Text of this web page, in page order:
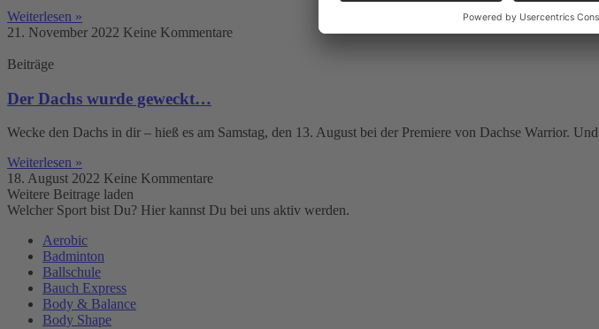
Weiterlesen »
21. November 2022 Keine Kommentare
Beiträge
Der Dachs wurde geweckt…
Wecke den Dachs in dir – hieß es am Samstag, den 13. August bei der Premiere von Dachse Warrior. Und
Weiterlesen »
18. August 2022 Keine Kommentare
Weitere Beitrage laden
Welcher Sport bist Du? Hier kannst Du bei uns aktiv werden.
Aerobic
Badminton
Ballschule
Bauch Express
Body & Balance
Body Shape